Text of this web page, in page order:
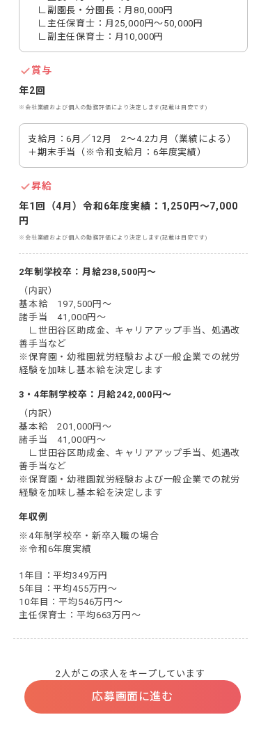
∟副園長・分園長：月80,000円
∟主任保育士：月25,000円～50,000円
∟副主任保育士：月10,000円
賞与
年2回
※会社業績および個人の勤務評価により決定します(記載は目安です)
支給月：6月／12月　2～4.2カ月（業績による）
＋期末手当（※令和支給月：6年度実績）
昇給
年1回（4月）令和6年度実績：1,250円〜7,000
円
※会社業績および個人の勤務評価により決定します(記載は目安です)
2年制学校卒：月給238,500円～
（内訳）
基本給　197,500円～
諸手当　41,000円～
∟世田谷区助成金、キャリアアップ手当、処遇改
善手当など
※保育園・幼稚園就労経験および一般企業での就労
経験を加味し基本給を決定します
3・4年制学校卒：月給242,000円～
（内訳）
基本給　201,000円～
諸手当　41,000円～
∟世田谷区助成金、キャリアアップ手当、処遇改
善手当など
※保育園・幼稚園就労経験および一般企業での就労
経験を加味し基本給を決定します
年収例
※4年制学校卒・新卒入職の場合
※令和6年度実績
1年目：平均349万円
5年目：平均455万円〜
10年目：平均546万円〜
主任保育士：平均663万円〜
2人がこの求人をキープしています
応募画面に進む